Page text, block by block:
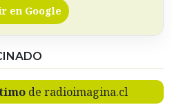
en Google
de radioimagina.cl